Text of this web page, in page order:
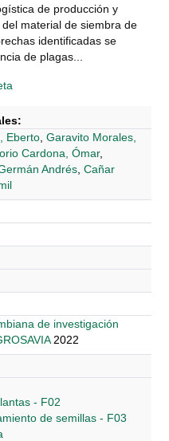
de producción y
material de siembra de
identi­ficadas se
de plagas...
Eberto Garavito Morales,
Cardona, Ómar,
Andrés Cañar
de investigación
2022
- F02
de semillas - F03